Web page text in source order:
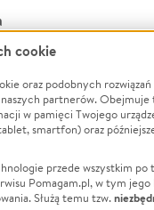
cookie
oraz podobnych
partnerów. Obejmuje
w pamięci Twojego
smartfon) oraz
przede wszystkim po
Pomagam.pl, w tym
Służą temu tzw.